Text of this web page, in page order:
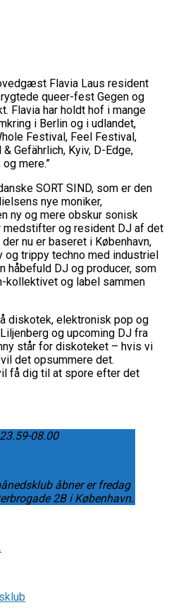
Flavia Laus resident
queer-fest Gegen og
Flavia har holdt hof i mange
i Berlin og i udlandet,
Festival, Feel Festival,
Gefährlich, Kyiv, D-Edge,
mere.”
SORT SIND, som er den
nye moniker,
ny og mere obskur sonisk
medstifter og resident DJ af det
nu er baseret i København,
trippy techno med industriel
håbefuld DJ og producer, som
kollektivet og label sammen
diskotek, elektronisk pop og
og upcoming DJ fra
står for diskoteket – hvis vi
det opsummere det.
få dig til at spore efter det
08.00
åbner er fredag
2B i København.